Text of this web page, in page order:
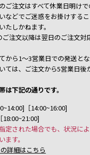
ご注文はすべて休業日明けで
などでご迷惑をお掛けする
たしかねます。
ご注文以降は翌日のご注文対
から1～3営業日での発送とな
ては、ご注文から5営業日後
は下記の通りです。
［14:00~16:00]
18:00~21:00]
定された場合でも、状況に
ます。
詳細はこちら